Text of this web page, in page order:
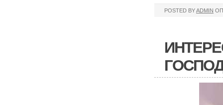
POSTED BYADMIN